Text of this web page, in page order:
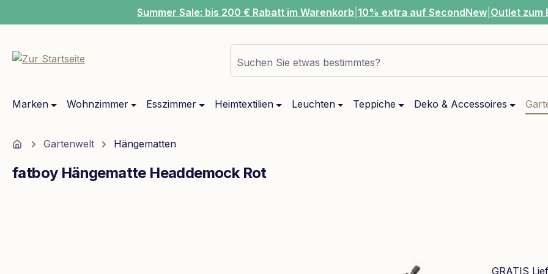
Zur Hauptnavigation springenSummer Sale: bis 200 € Rabatt im Warenkorb 10% extra auf SecondNew Outlet zum
Suchen Sie etwas bestimmtes?
Marken Wohnzimmer Esszimmer Heimtextilien Leuchten Teppiche Deko & Accessoires
HomeGartenwelt Hängematten
fatboy Hängematte Headdemock Rot
GRATIS